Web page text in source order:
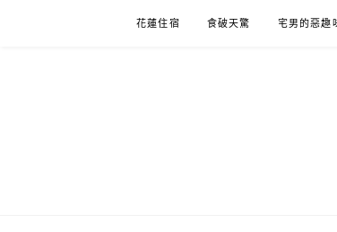
花蓮住宿 食破天驚 宅男的惡趣